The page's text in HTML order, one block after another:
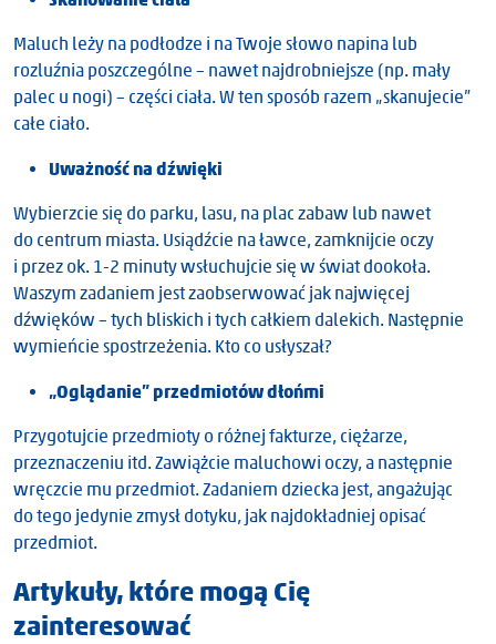
Maluch leży na podłodze i na Twoje słowo napina lub
rozluźnia poszczególne – nawet najdrobniejsze (np. mały
palec u nogi) – części ciała. W ten sposób razem „skanujecie”
całe ciało.
Uważność na dźwięki
Wybierzcie się do parku, lasu, na plac zabaw lub nawet
do centrum miasta. Usiądźcie na ławce, zamknijcie oczy
i przez ok. 1-2 minuty wsłuchujcie się w świat dookoła.
Waszym zadaniem jest zaobserwować jak najwięcej
dźwięków – tych bliskich i tych całkiem dalekich. Następnie
wymieńcie spostrzeżenia. Kto co usłyszał?
„Oglądanie” przedmiotów dłońmi
Przygotujcie przedmioty o różnej fakturze, ciężarze,
przeznaczeniu itd. Zawiążcie maluchowi oczy, a następnie
wręczcie mu przedmiot. Zadaniem dziecka jest, angażując
do tego jedynie zmysł dotyku, jak najdokładniej opisać
przedmiot.
Artykuły, które mogą Cię
zainteresować